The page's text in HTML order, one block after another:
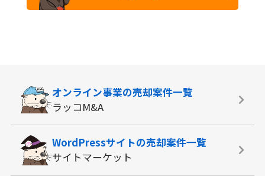
オンライン事業の売却案件一覧
ラッコM&A
WordPressサイトの売却案件一覧
サイトマーケット